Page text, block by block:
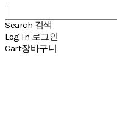
Search 검색
Log In 로그인
Cart장바구니